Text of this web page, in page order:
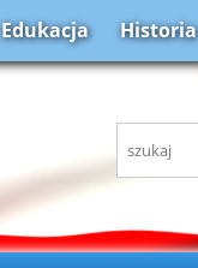
Edukacja Historia